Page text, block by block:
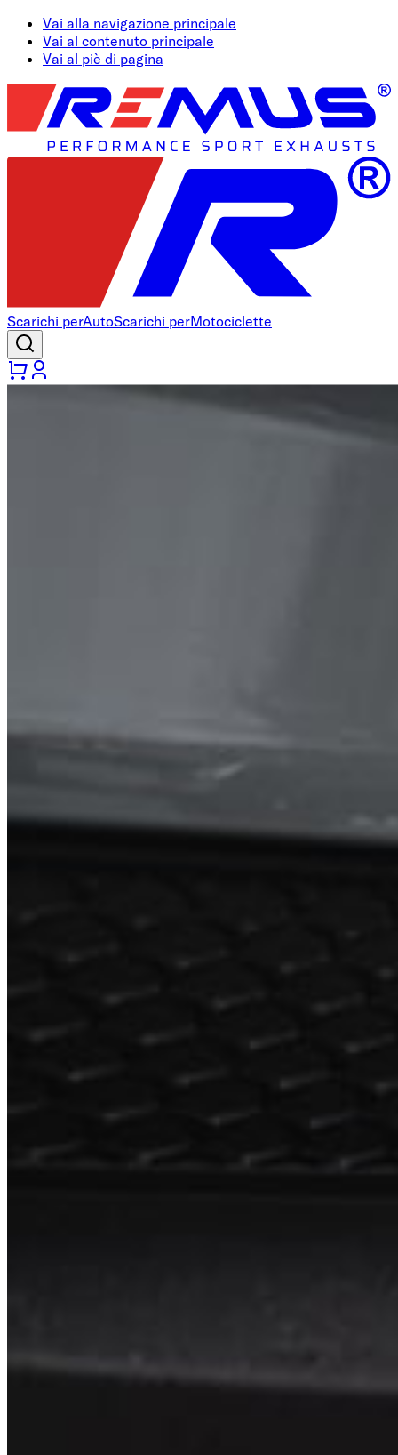
Vai alla navigazione principale
Vai al contenuto principale
Vai al piè di pagina
Scarichi perAutoScarichi perMotociclette